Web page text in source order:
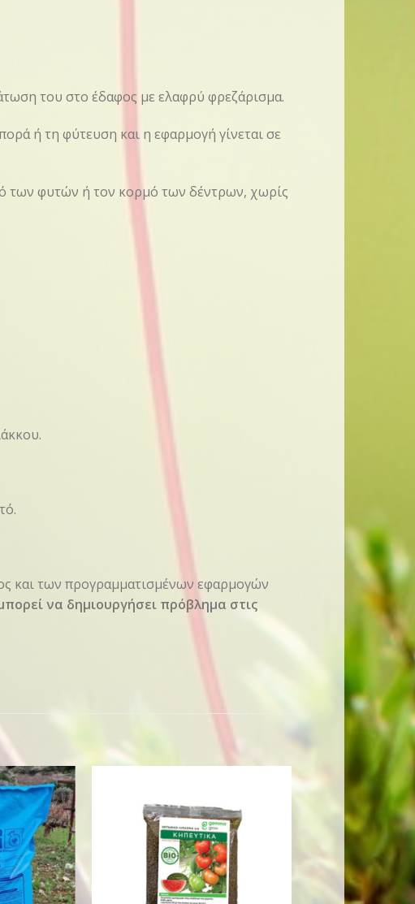
του στο έδαφος με ελαφρύ φρεζάρισμα.
ή τη φύτευση και η εφαρμογή γίνεται σε
των φυτών ή τον κορμό των δέντρων, χωρίς
και των προγραμματισμένων εφαρμογών
να δημιουργήσει πρόβλημα στις